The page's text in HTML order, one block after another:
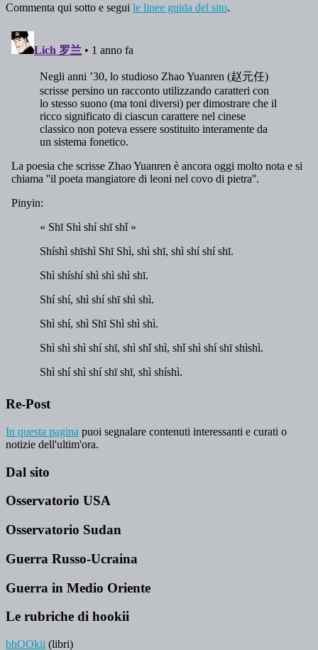
Commenta qui sotto e segui le linee guida del sito.
Re-Post
In questa pagina puoi segnalare contenuti interessanti e curati o
notizie dell'ultim'ora.
Dal sito
Osservatorio USA
Osservatorio Sudan
Guerra Russo-Ucraina
Guerra in Medio Oriente
Le rubriche di hookii
bhOOkii (libri)